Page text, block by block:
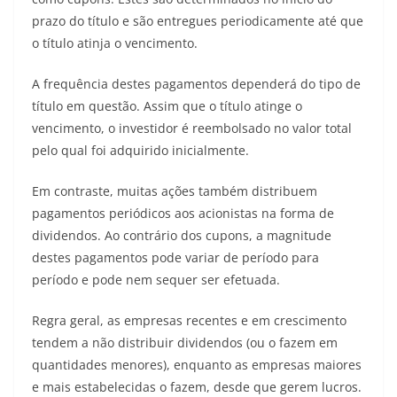
prazo do título e são entregues periodicamente até que
o título atinja o vencimento.
A frequência destes pagamentos dependerá do tipo de
título em questão. Assim que o título atinge o
vencimento, o investidor é reembolsado no valor total
pelo qual foi adquirido inicialmente.
Em contraste, muitas ações também distribuem
pagamentos periódicos aos acionistas na forma de
dividendos. Ao contrário dos cupons, a magnitude
destes pagamentos pode variar de período para
período e pode nem sequer ser efetuada.
Regra geral, as empresas recentes e em crescimento
tendem a não distribuir dividendos (ou o fazem em
quantidades menores), enquanto as empresas maiores
e mais estabelecidas o fazem, desde que gerem lucros.